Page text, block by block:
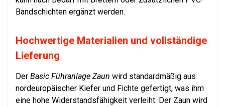
Bandschichten ergänzt werden.
Hochwertige Materialien und vollständige
Lieferung
Der Basic Führanlage Zaun wird standardmäßig aus
nordeuropäischer Kiefer und Fichte gefertigt, was ihm
eine hohe Widerstandsfähigkeit verleiht. Der Zaun wird